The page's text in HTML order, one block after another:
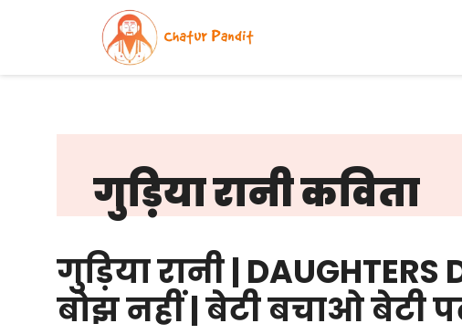
गुड़िया रानी कविता
गुड़िया रानी | DAUGHTERS
बोझ नहीं | बेटी बचाओ बेटी